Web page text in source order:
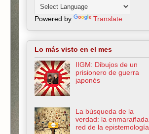
Powered by Translate
Lo más visto en el mes
IIGM: Dibujos de un
prisionero de guerra
japonés
La búsqueda de la
verdad: la enmarañada
red de la epistemología